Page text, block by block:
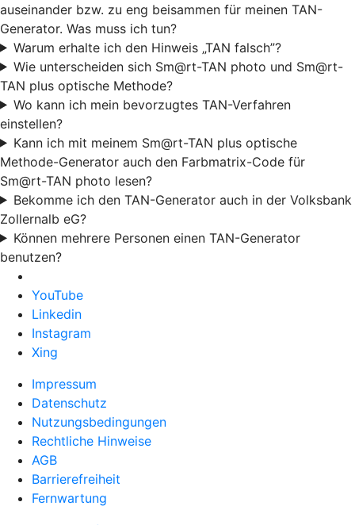
auseinander bzw. zu eng beisammen für meinen TAN-
Generator. Was muss ich tun?
Warum erhalte ich den Hinweis „TAN falsch”?
Wie unterscheiden sich Sm@rt-TAN photo und Sm@rt-
TAN plus optische Methode?
Wo kann ich mein bevorzugtes TAN-Verfahren
einstellen?
Kann ich mit meinem Sm@rt-TAN plus optische
Methode-Generator auch den Farbmatrix-Code für
Sm@rt-TAN photo lesen?
Bekomme ich den TAN-Generator auch in der Volksbank
Zollernalb eG?
Können mehrere Personen einen TAN-Generator
benutzen?
YouTube
Linkedin
Instagram
Xing
Impressum
Datenschutz
Nutzungsbedingungen
Rechtliche Hinweise
AGB
Barrierefreiheit
Fernwartung